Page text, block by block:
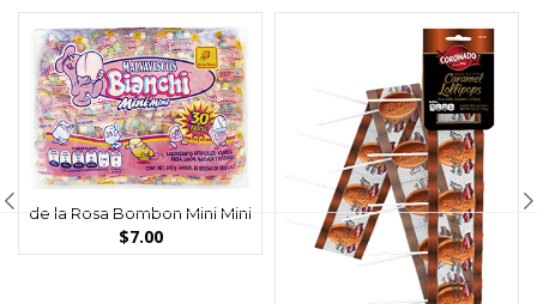
de la Rosa Bombon Mini Mini
$7.00